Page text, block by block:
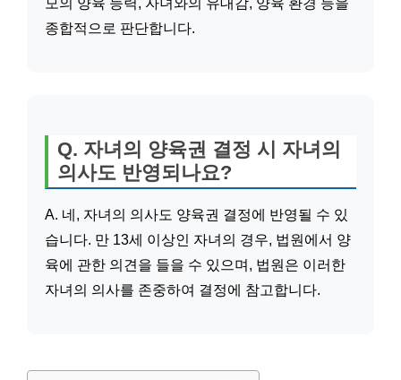
종합적으로 판단합니다.
Q. 자녀의 양육권 결정 시 자녀의
의사도 반영되나요?
A. 네, 자녀의 의사도 양육권 결정에 반영될 수 있
습니다. 만 13세 이상인 자녀의 경우, 법원에서 양
육에 관한 의견을 들을 수 있으며, 법원은 이러한
자녀의 의사를 존중하여 결정에 참고합니다.